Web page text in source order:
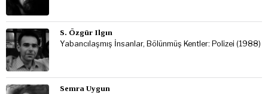
S. Özgür Ilgın
Yabancılaşmış İnsanlar, Bölünmüş Kentler: Polizei (1988)
Semra Uygun